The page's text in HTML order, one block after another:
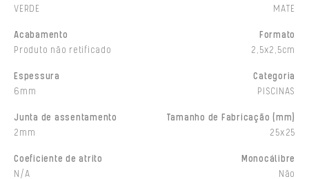
VERDE
MATE
Acabamento
Produto não retificado
Formato
2,5x2,5cm
Espessura
6mm
Categoria
PISCINAS
Junta de assentamento
2mm
Tamanho de Fabricação (mm)
25x25
Coeficiente de atrito
N/A
Monocálibre
Não